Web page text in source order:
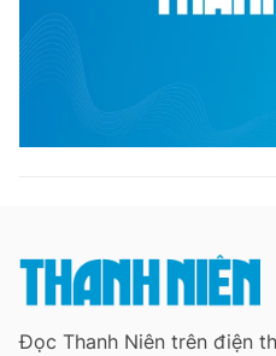
Đọc Thanh Niên trên điện